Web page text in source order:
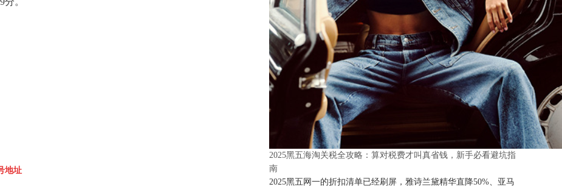
地址
2025黑五海淘关税全攻略：算对税费才叫真省钱，新手必看避坑指
南
2025黑五网一的折扣清单已经刷屏，雅诗兰黛精华直降50%、亚马